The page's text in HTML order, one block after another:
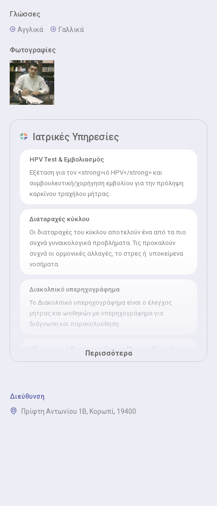
Διεύθυνση
Πρίφτη Αντωνίου 1Β, Κορωπί, 19400
Επίσης, έχει παρακολουθήσει μετεκπαιδευτικές διαλέξεις
Συνέδρια/ Σεμινάρια με Διπλώματα Συμμετοχής πάνω από
50.
Τέλος, πέραν της επιστημονικής του δράσης ασχολείται
ενεργά με την τοπική αυτοδιοίκηση και διατελεί δημοτικός
σύμβουλος Γλυφάδας
Γλώσσες
Αγγλικά
Γαλλικά
Φωτογραφίες
Ιατρικές Υπηρεσίες
HPV Test & Εμβολιασμός
Εξέταση για τον <strong>ιό HPV</strong> και
συμβουλευτική/χορήγηση εμβολίου για την πρόληψη
καρκίνου τραχήλου μήτρας.
Διαταραχές κύκλου
Οι διαταραχές του κύκλου αποτελούν ένα από τα πιο
συχνά γυναικολογικά προβλήματα. Τις προκαλούν
συχνά οι ορμονικές αλλαγές, το στρες ή υποκείμενα
νοσήματα.
Διακολπικό υπερηχογράφημα
Το Διακολπικό υπερηχογράφημα είναι ο έλεγχος
μήτρας και ωοθηκών με υπερηχογράφημα για
διάγνωση και παρακολούθηση.
Ηλεκτρονική Συνταγογράφηση (Γυναικολόγος)
Η ηλεκτρονική συνταγογράφηση από Γυναικολόγο
στον ΕΟΠΥΥ.
Περισσότερα